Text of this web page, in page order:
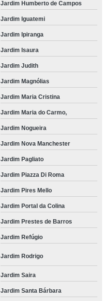
Jardim Humberto de Campos
Jardim Iguatemi
Jardim Ipiranga
Jardim Isaura
Jardim Judith
Jardim Magnólias
Jardim Maria Cristina
Jardim Maria do Carmo,
Jardim Nogueira
Jardim Nova Manchester
Jardim Pagliato
Jardim Piazza Di Roma
Jardim Pires Mello
Jardim Portal da Colina
Jardim Prestes de Barros
Jardim Refúgio
Jardim Rodrigo
Jardim Saira
Jardim Santa Bárbara